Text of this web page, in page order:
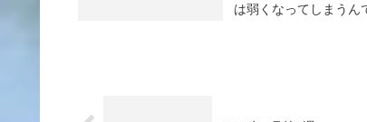
は弱くなってしまう